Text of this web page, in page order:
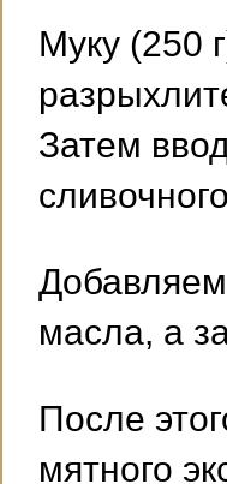
Муку (250
Затем
Добавляем
масла, а
После
мятного